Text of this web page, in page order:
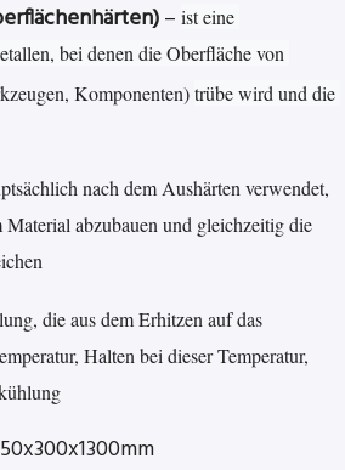
– ist eine
bei denen die Oberfläche von
Komponenten) trübe wird und die
nach dem Aushärten verwendet,
abzubauen und gleichzeitig die
die aus dem Erhitzen auf das
Halten bei dieser Temperatur,